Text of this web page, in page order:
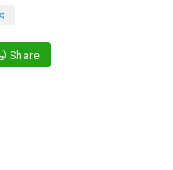
Share